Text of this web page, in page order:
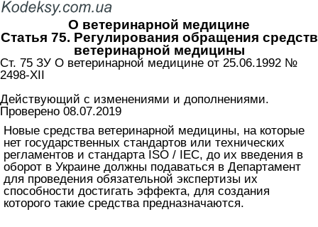
О ветеринарной медицине
Статья 75. Регулирования обращения средств
ветеринарной медицины
Ст. 75 ЗУ О ветеринарной медицине от 25.06.1992 №
2498-XII
Действующий с изменениями и дополнениями.
Проверено 08.07.2019
Новые средства ветеринарной медицины, на которые
нет государственных стандартов или технических
регламентов и стандарта ISO / IEC, до их введения в
оборот в Украине должны подаваться в Департамент
для проведения обязательной экспертизы их
способности достигать эффекта, для создания
которого такие средства предназначаются.